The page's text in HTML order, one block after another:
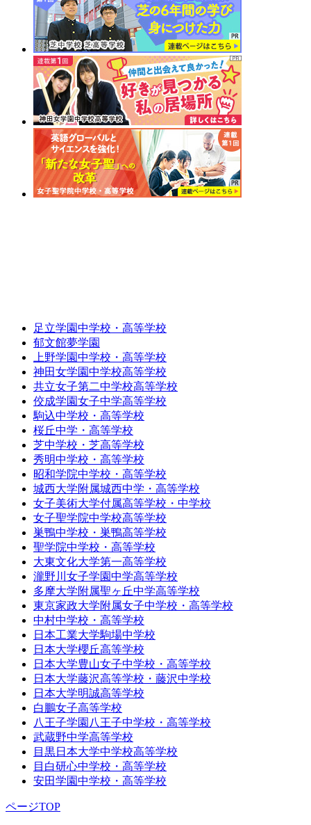
足立学園中学校・高等学校
郁文館夢学園
上野学園中学校・高等学校
神田女学園中学校高等学校
共立女子第二中学校高等学校
佼成学園女子中学高等学校
駒込中学校・高等学校
桜丘中学・高等学校
芝中学校・芝高等学校
秀明中学校・高等学校
昭和学院中学校・高等学校
城西大学附属城西中学・高等学校
女子美術大学付属高等学校・中学校
女子聖学院中学校高等学校
巣鴨中学校・巣鴨高等学校
聖学院中学校・高等学校
大東文化大学第一高等学校
瀧野川女子学園中学高等学校
多摩大学附属聖ヶ丘中学高等学校
東京家政大学附属女子中学校・高等学校
中村中学校・高等学校
日本工業大学駒場中学校
日本大学櫻丘高等学校
日本大学豊山女子中学校・高等学校
日本大学藤沢高等学校・藤沢中学校
日本大学明誠高等学校
白鵬女子高等学校
八王子学園八王子中学校・高等学校
武蔵野中学高等学校
目黒日本大学中学校高等学校
目白研心中学校・高等学校
安田学園中学校・高等学校
ページTOP